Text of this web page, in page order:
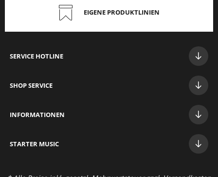
EIGENE PRODUKTLINIEN
SERVICE HOTLINE
SHOP SERVICE
INFORMATIONEN
STARTER MUSIC